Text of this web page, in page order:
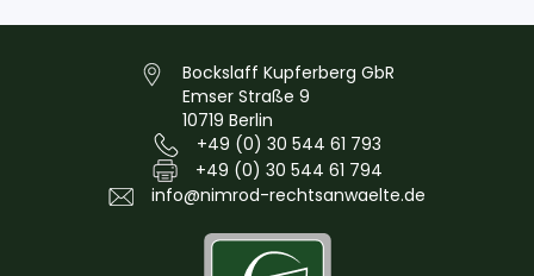
Bockslaff Kupferberg GbR
Emser Straße 9
10719 Berlin
+49 (0) 30 544 61 793
+49 (0) 30 544 61 794
info@nimrod-rechtsanwaelte.de